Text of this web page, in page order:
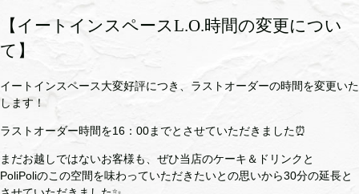
【イートインスペースL.O.時間の変更につい
て】
イートインスペース大変好評につき、ラストオーダーの時間を変更いた
します！
ラストオーダー時間を16：00までとさせていただきました⏰
まだお越しではないお客様も、ぜひ当店のケーキ＆ドリンクと
PoliPoliのこの空間を味わっていただきたいとの思いから30分の延長と